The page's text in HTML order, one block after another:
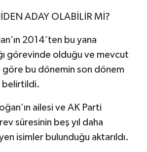
ADAY OLABİLİR Mİ?
2014’ten bu yana
görevinde olduğu ve mevcut
bu dönemin son dönem
belirtildi.
ailesi ve AK Parti
süresinin beş yıl daha
isimler bulunduğu aktarıldı.